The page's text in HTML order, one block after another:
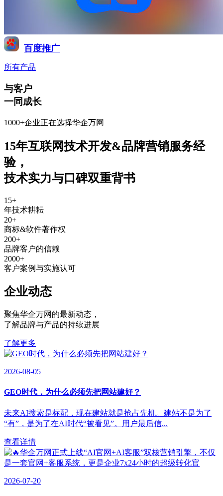
百度推广
所有产品
与客户
一同成长
1000+企业正在选择华企万网
15年互联网技术开发&品牌营销服务经
验，
技术实力与口碑双重背书
15+
年技术耕耘
20+
商标&软件著作权
200+
品牌客户的信赖
2000+
客户案例与实施认可
企业动态
聚焦华企万网的最新动态 ，
了解品牌与产品的持续进展
了解更多
2026-08-05
GEO时代，为什么必须先把网站建好？
未来AI搜索是标配，现在建站就是抢占先机。建站不是为了
“有”，是为了在AI时代“被看见”。用户最后信...
查看详情
2026-07-20